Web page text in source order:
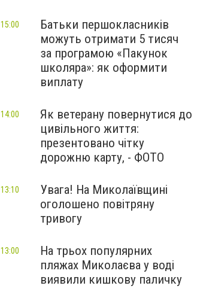
Батьки першокласників
можуть отримати 5 тисяч
за програмою «Пакунок
школяра»: як оформити
виплату
15:00
Як ветерану повернутися до
цивільного життя:
презентовано чітку
дорожню карту, - ФОТО
14:00
Увага! На Миколаївщині
оголошено повітряну
тривогу
13:10
На трьох популярних
пляжах Миколаєва у воді
виявили кишкову паличку
13:00